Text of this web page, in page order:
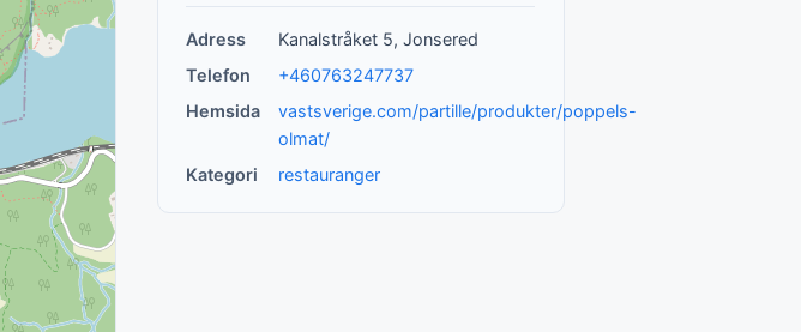
Adress
Kanalstråket 5, Jonsered
Telefon
+460763247737
Hemsida
vastsverige.com/partille/produkter/poppels-
olmat/
Kategori
restauranger